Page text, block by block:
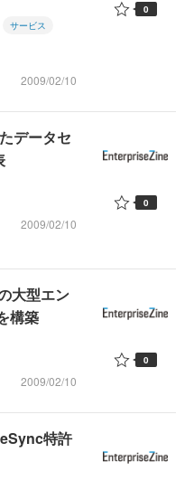
サービス
2009/02/10
0
データセ
2009/02/10
0
大型エン
構築
2009/02/10
0
特許